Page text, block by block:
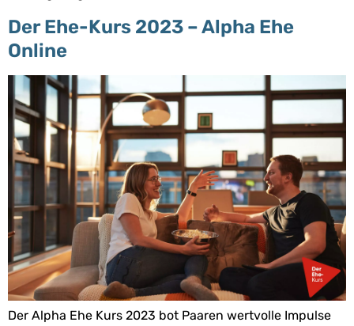
Der Ehe-Kurs 2023 – Alpha Ehe
Online
Der Alpha Ehe Kurs 2023 bot Paaren wertvolle Impulse